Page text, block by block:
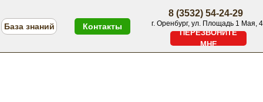
База знаний
ПЕРЕЗВОНИТЕ
МНЕ
Контакты
8 (3532) 54-24-29
г. Оренбург, ул. Площадь 1 Мая, 4